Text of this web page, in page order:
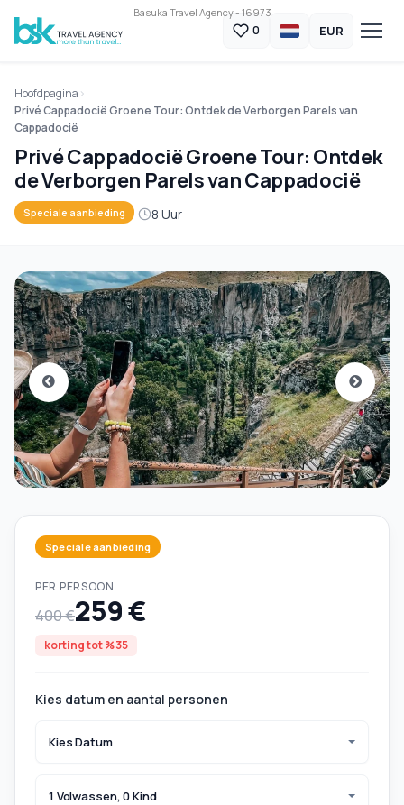
Basuka Travel Agency - 16973
0 EUR
Hoofdpagina
Privé Cappadocië Groene Tour: Ontdek de Verborgen Parels van
Cappadocië
Privé Cappadocië Groene Tour: Ontdek
de Verborgen Parels van Cappadocië
Speciale aanbieding 8 Uur
Speciale aanbieding
PER PERSOON
400 €259 €
korting tot %35
Kies datum en aantal personen
Kies Datum
1 Volwassen, 0 Kind